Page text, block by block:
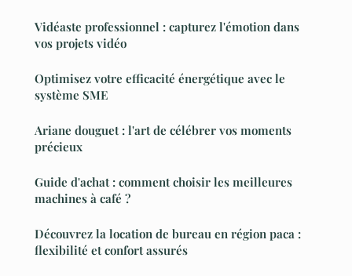
Vidéaste professionnel : capturez l'émotion dans
vos projets vidéo
Optimisez votre efficacité énergétique avec le
système SME
Ariane douguet : l'art de célébrer vos moments
précieux
Guide d'achat : comment choisir les meilleures
machines à café ?
Découvrez la location de bureau en région paca :
flexibilité et confort assurés